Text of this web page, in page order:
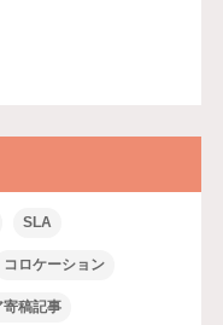
SLA
コロケーション
寄稿記事